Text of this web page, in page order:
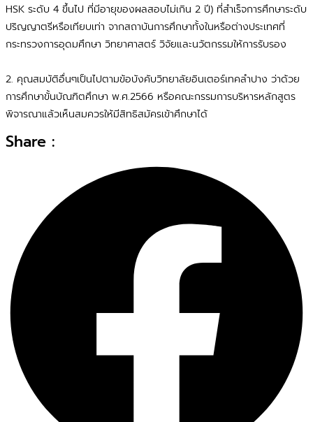
HSK ระดับ 4 ขึ้นไป ที่มีอายุของผลสอบไม่เกิน 2 ปี) ที่สำเร็จการศึกษาระดับ
ปริญญาตรีหรือเทียบเท่า จากสถาบันการศึกษาทั้งในหรือต่างประเทศที่
กระทรวงการอุดมศึกษา วิทยาศาสตร์ วิจัยและนวัตกรรมให้การรับรอง
2. คุณสมบัติอื่นๆเป็นไปตามข้อบังคับวิทยาลัยอินเตอร์เทคลำปาง ว่าด้วย
การศึกษาขั้นบัณฑิตศึกษา พ.ศ.2566 หรือคณะกรรมการบริหารหลักสูตร
พิจารณาแล้วเห็นสมควรให้มีสิทธิสมัครเข้าศึกษาได้
Share :